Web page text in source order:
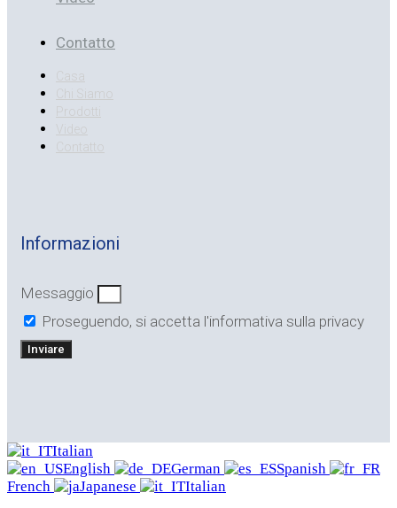
Contatto
Casa
Chi Siamo
Prodotti
Video
Contatto
Informazioni
Messaggio
Proseguendo, si accetta l'informativa sulla privacy
Inviare
Italian
English
German
Spanish
French
Japanese Italian